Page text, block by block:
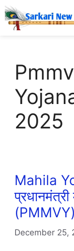
2025
Mahila
(PMMVY)
December 25,